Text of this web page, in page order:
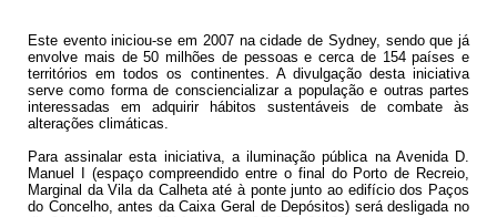
Este evento iniciou-se em 2007 na cidade de Sydney, sendo que já
envolve mais de 50 milhões de pessoas e cerca de 154 países e
territórios em todos os continentes. A divulgação desta iniciativa
serve como forma de consciencializar a população e outras partes
interessadas em adquirir hábitos sustentáveis de combate às
alterações climáticas.
Para assinalar esta iniciativa, a iluminação pública na Avenida D.
Manuel I (espaço compreendido entre o final do Porto de Recreio,
Marginal da Vila da Calheta até à ponte junto ao edifício dos Paços
do Concelho, antes da Caixa Geral de Depósitos) será desligada no